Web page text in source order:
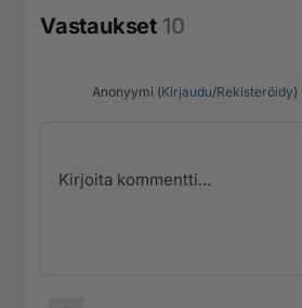
Vastaukset 10
Anonyymi (Kirjaudu/Rekisteröidy)